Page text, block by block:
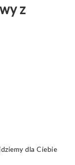
z
dla Ciebie